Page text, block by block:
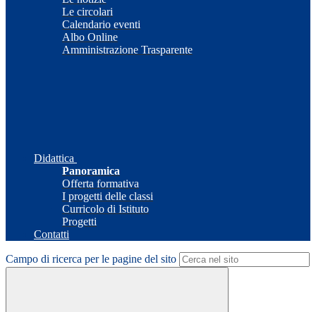
Le circolari
Calendario eventi
Albo Online
Amministrazione Trasparente
Didattica
Panoramica
Offerta formativa
I progetti delle classi
Curricolo di Istituto
Progetti
Contatti
Campo di ricerca per le pagine del sito